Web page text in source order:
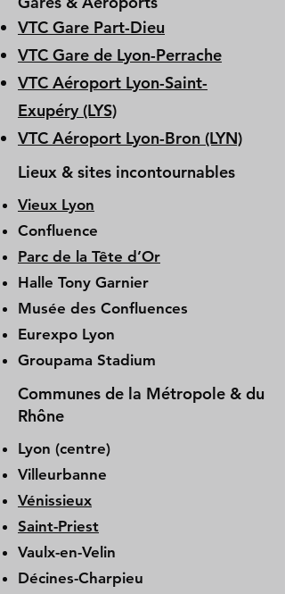
VTC Gare Part-Dieu
VTC Gare de Lyon-Perrache
VTC Aéroport Lyon-Saint-
Exupéry (LYS)
VTC Aéroport Lyon-Bron (LYN)
Lieux & sites incontournables
Vieux Lyon
Confluence
Parc de la Tête d’Or
Halle Tony Garnier
Musée des Confluences
Eurexpo Lyon
Groupama Stadium
Communes de la Métropole & du
Rhône
Lyon (centre)
Villeurbanne
Vénissieux
Saint-Priest
Vaulx-en-Velin
Décines-Charpieu